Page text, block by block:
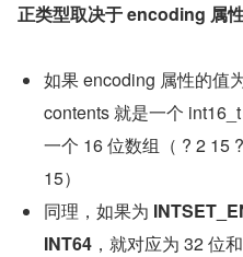
正类型取决于 encoding 属性
如果 encoding 属性的值
contents 就是一个
一个 16 位数组（ ? 2 15
15）
同理，如果为
INT64 ，就对应为 32 位